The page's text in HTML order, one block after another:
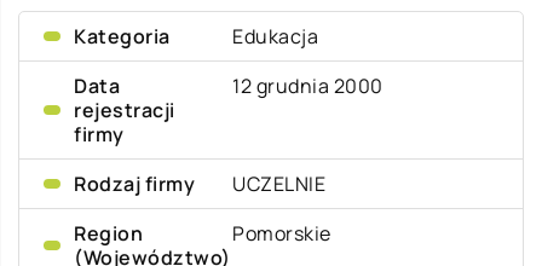
Kategoria
Edukacja
Data
rejestracji
firmy
12 grudnia 2000
Rodzaj firmy
UCZELNIE
Region
(Województwo)
Pomorskie